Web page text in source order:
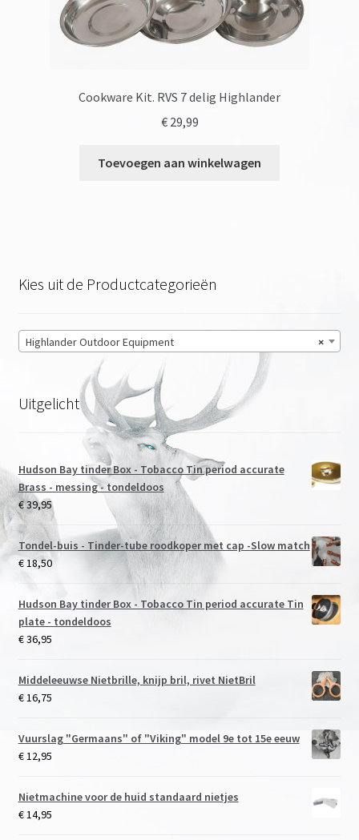
Cookware Kit. RVS 7 delig Highlander
€29,99
Toevoegen aan winkelwagen
Kies uit de Productcategorieën
×
Highlander Outdoor Equipment
Uitgelicht
Hudson Bay tinder Box - Tobacco Tin period accurate
Brass - messing - tondeldoos
€39,95
Tondel-buis - Tinder-tube roodkoper met cap -Slow match
€18,50
Hudson Bay tinder Box - Tobacco Tin period accurate Tin
plate - tondeldoos
€36,95
Middeleeuwse Nietbrille, knijp bril, rivet NietBril
€16,75
Vuurslag "Germaans" of "Viking" model 9e tot 15e eeuw
€12,95
Nietmachine voor de huid standaard nietjes
€14,95